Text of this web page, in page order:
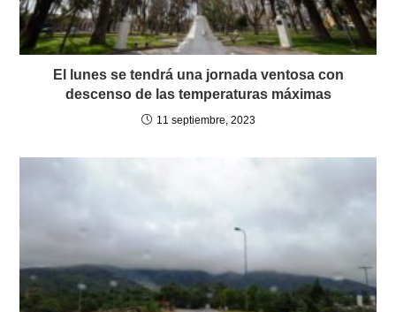
El lunes se tendrá una jornada ventosa con
descenso de las temperaturas máximas
11 septiembre, 2023